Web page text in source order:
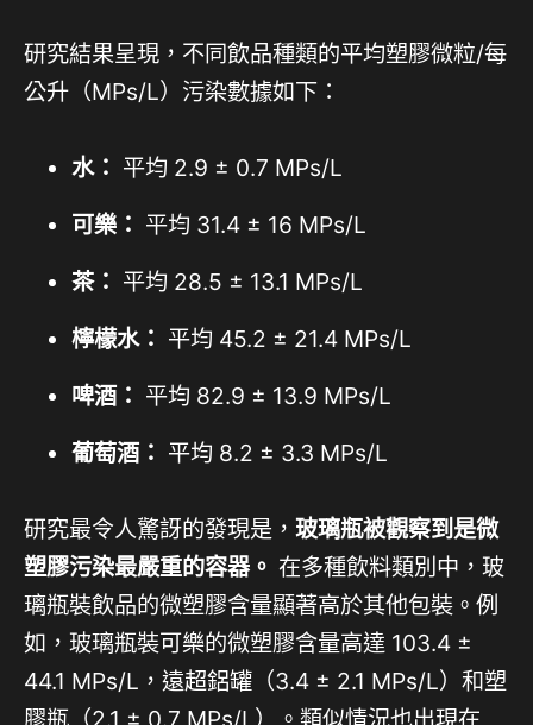
研究結果呈現，不同飲品種類的平均塑膠微粒/每
公升（MPs/L）污染數據如下：
水： 平均 2.9 ± 0.7 MPs/L
可樂： 平均 31.4 ± 16 MPs/L
茶： 平均 28.5 ± 13.1 MPs/L
檸檬水： 平均 45.2 ± 21.4 MPs/L
啤酒： 平均 82.9 ± 13.9 MPs/L
葡萄酒： 平均 8.2 ± 3.3 MPs/L
研究最令人驚訝的發現是， 玻璃瓶被觀察到是微
塑膠污染最嚴重的容器。 在多種飲料類別中，玻
璃瓶裝飲品的微塑膠含量顯著高於其他包裝。例
如，玻璃瓶裝可樂的微塑膠含量高達 103.4 ±
44.1 MPs/L，遠超鋁罐（3.4 ± 2.1 MPs/L）和塑
膠瓶（2.1 ± 0.7 MPs/L）。類似情況也出現在